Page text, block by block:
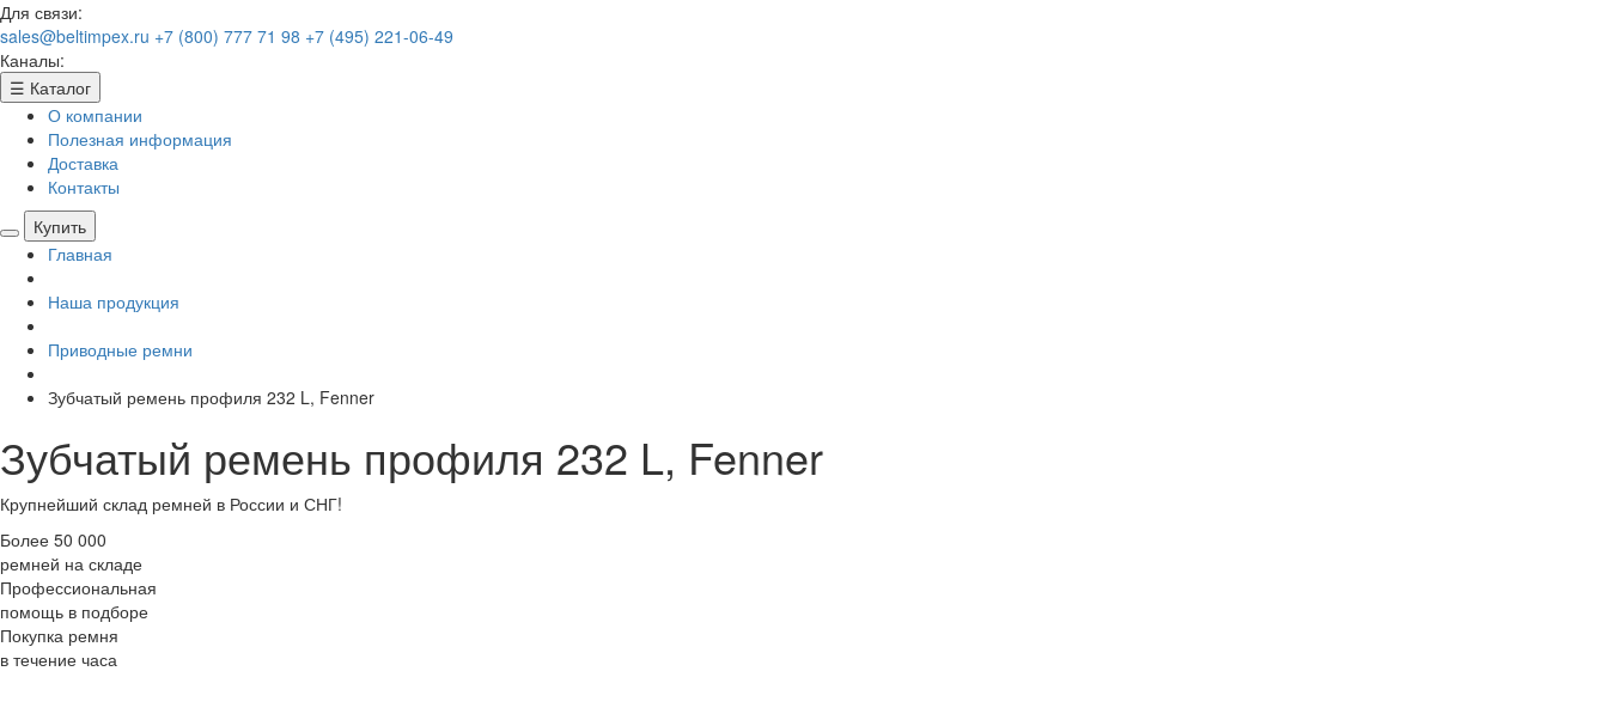
Для связи:
sales@beltimpex.ru +7 (800) 777 71 98 +7 (495) 221-06-49
Каналы:
☰ Каталог
О компании
Полезная информация
Доставка
Контакты
Купить
Главная
Наша продукция
Приводные ремни
Зубчатый ремень профиля 232 L, Fenner
Зубчатый ремень профиля 232 L, Fenner
Крупнейший склад ремней в России и СНГ!
Более 50 000
ремней на складе
Профессиональная
помощь в подборе
Покупка ремня
в течение часа